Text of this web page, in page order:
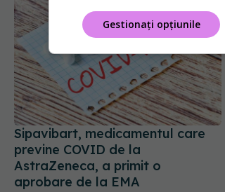
Sipavibart, medicamentul care
previne COVID de la
AstraZeneca, a primit o
aprobare de la EMA
Gestionați opțiunile